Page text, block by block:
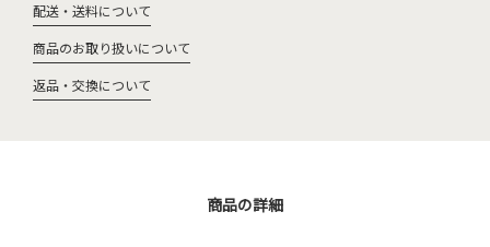
配送・送料について
商品のお取り扱いについて
返品・交換について
商品の詳細